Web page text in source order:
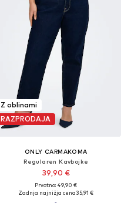
Z oblinami
RAZPRODAJA
ONLY CARMAKOMA
Regularen Kavbojke
39,90 €
Prvotno: 49,90 €
Zadnja najnižja cena35,91 €